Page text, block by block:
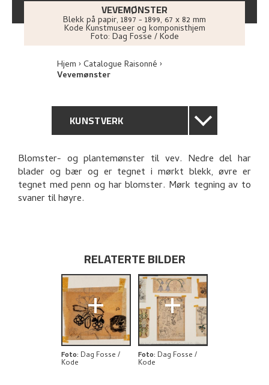
VEVEMØNSTER
Blekk på papir, 1897 - 1899, 67 x 82 mm
Kode Kunstmuseer og komponisthjem
Foto: Dag Fosse / Kode
Hjem Catalogue Raisonné
Vevemønster
KUNSTVERK
GENERELL BESKRIVELSE
TEKNISK INFORMASJON
BIBLIOGRAFI
UTFORSK
Blomster- og plantemønster til vev. Nedre del har
blader og bær og er tegnet i mørkt blekk, øvre er
tegnet med penn og har blomster. Mørk tegning av to
svaner til høyre.
RELATERTE BILDER
+
Foto: Dag Fosse /
Kode
+
Foto: Dag Fosse /
Kode